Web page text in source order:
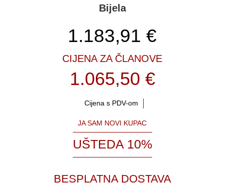
Bijela
1.183,91 €
CIJENA ZA ČLANOVE
1.065,50 €
Cijena s PDV-om
JA SAM NOVI KUPAC
UŠTEDA 10%
BESPLATNA DOSTAVA